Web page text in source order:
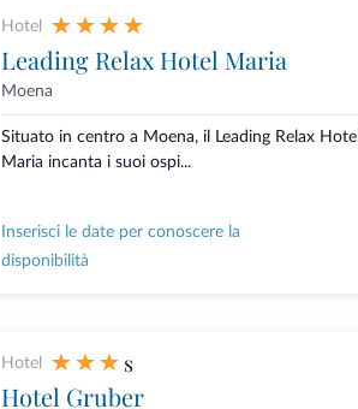
Hotel
Leading Relax Hotel Maria
Moena
Situato in centro a Moena, il Leading Relax Hotel
Maria incanta i suoi ospi...
Inserisci le date per conoscere la
disponibilità
Hotel s
Hotel Gruber